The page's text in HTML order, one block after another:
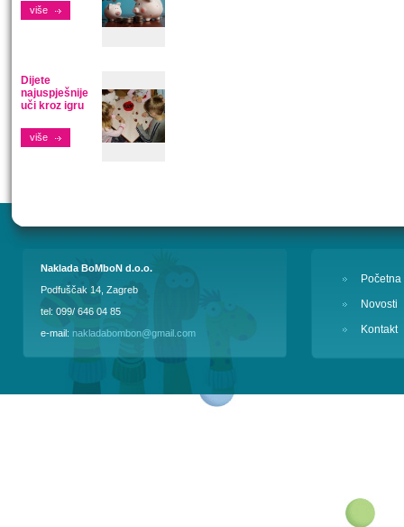
više
Dijete
najuspješnije
uči kroz igru
više
Naklada BoMboN d.o.o.
Podfuščak 14, Zagreb
tel: 099/ 646 04 85
e-mail: nakladabombon@gmail.com
Početna
Novosti
Kontakt